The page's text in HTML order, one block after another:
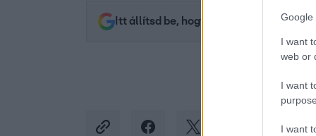
Google
I want
web or
I want
I want
Itt állítsd be, hogy az RTL.hu az elsők